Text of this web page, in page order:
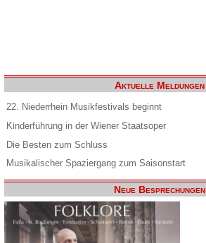
Aktuelle Meldungen
22. Niederrhein Musikfestivals beginnt
Kinderführung in der Wiener Staatsoper
Die Besten zum Schluss
Musikalischer Spaziergang zum Saisonstart
Neue Besprechungen